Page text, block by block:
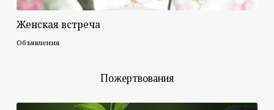
Женская встреча
Объявления
Пожертвования